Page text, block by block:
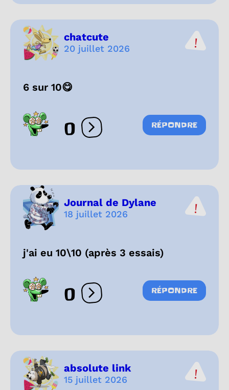
chatcute
20 juillet 2026
6 sur 10😋
0 Ouvrir les réactions
RÉPONDRE
Journal de Dylane
18 juillet 2026
j'ai eu 10\10 (après 3 essais)
0 Ouvrir les réactions
RÉPONDRE
absolute link
15 juillet 2026